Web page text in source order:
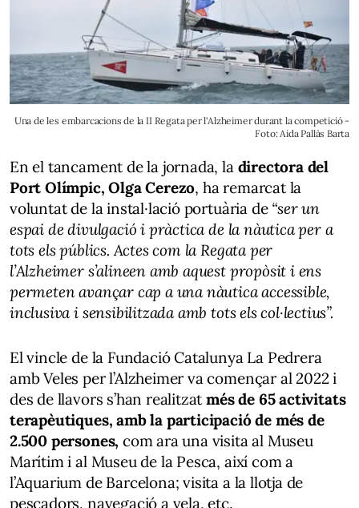
Una de les embarcacions de la II Regata per l'Alzheimer durant la competició -
Foto: Aida Pallàs Barta
En el tancament de la jornada, la directora del
Port Olímpic, Olga Cerezo, ha remarcat la
voluntat de la instal·lació portuària de “ser un
espai de divulgació i pràctica de la nàutica per a
tots els públics. Actes com la Regata per
l’Alzheimer s’alineen amb aquest propòsit i ens
permeten avançar cap a una nàutica accessible,
inclusiva i sensibilitzada amb tots els col·lectius”.
El vincle de la Fundació Catalunya La Pedrera
amb Veles per l’Alzheimer va començar al 2022 i
des de llavors s’han realitzatmés de 65 activitats
terapèutiques, amb la participació de més de
2.500 persones, com ara una visita al Museu
Marítim i al Museu de la Pesca, així com a
l’Aquarium de Barcelona; visita a la llotja de
pescadors, navegació a vela, etc.